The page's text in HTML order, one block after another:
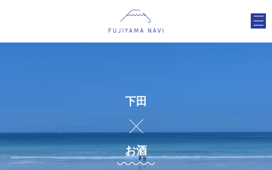
下田
お酒